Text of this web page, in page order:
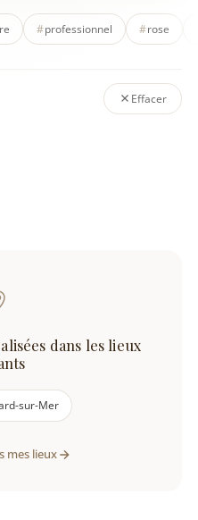
#professionnel #rose
Effacer
dans les lieux
sur-Mer
mes lieux